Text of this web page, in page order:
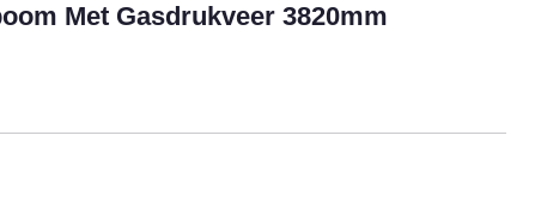
Met Gasdrukveer 3820mm